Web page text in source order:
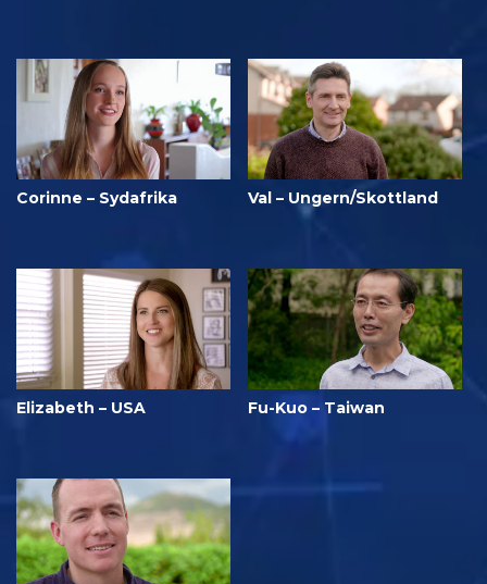
Corinne – Sydafrika Val – Ungern/Skottland
Elizabeth – USA Fu-Kuo – Taiwan